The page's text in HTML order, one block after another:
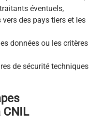
éventuels,
des pays tiers et les
données ou les critères
de sécurité techniques